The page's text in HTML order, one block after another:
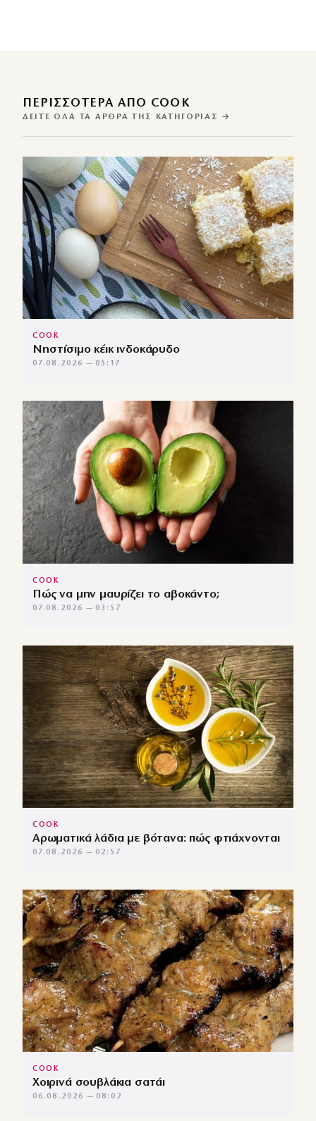
ΠΕΡΙΣΣΌΤΕΡΑ ΑΠΌ COOK
ΔΕΊΤΕ ΌΛΑ ΤΑ ΆΡΘΡΑ ΤΗΣ ΚΑΤΗΓΟΡΊΑΣ →
COOK
Νηστίσιμο κέικ ινδοκάρυδο
07.08.2026 — 05:17
COOK
Πώς να μην μαυρίζει το αβοκάντο;
07.08.2026 — 03:57
COOK
Αρωματικά λάδια με βότανα: πώς φτιάχνονται
07.08.2026 — 02:57
COOK
Χοιρινά σουβλάκια σατάι
06.08.2026 — 08:02